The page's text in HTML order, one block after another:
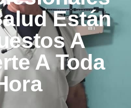
Están
A
A Toda